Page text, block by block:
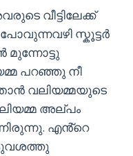
വീട്ടിലേക്ക്
സ്കൂട്ടർ
മുന്നോട്ടു
പറഞ്ഞു നീ
ഞാൻ വലിയമ്മയുടെ
അല്പം
എൻ്റെ